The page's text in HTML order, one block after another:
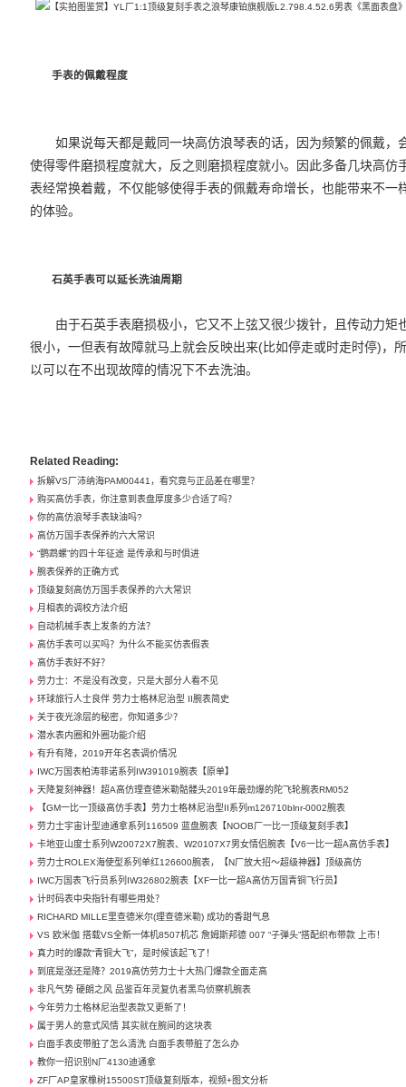
手表的佩戴程度
如果说每天都是戴同一块高仿浪琴表的话，因为频繁的佩戴，
使得零件磨损程度就大，反之则磨损程度就小。因此多备几块高仿
表经常换着戴，不仅能够使得手表的佩戴寿命增长，也能带来不一
的体验。
石英手表可以延长洗油周期
由于石英手表磨损极小，它又不上弦又很少拨针，且传动力矩
很小，一但表有故障就马上就会反映出来(比如停走或时走时停)，
以可以在不出现故障的情况下不去洗油。
Related Reading:
拆解VS厂沛纳海PAM00441，看究竟与正品差在哪里？
购买高仿手表，你注意到表盘厚度多少合适了吗？
你的高仿浪琴手表缺油吗?
高仿万国手表保养的六大常识
“鹦鹉螺”的四十年征途 是传承和与时俱进
腕表保养的正确方式
顶级复刻高仿万国手表保养的六大常识
月相表的调校方法介绍
自动机械手表上发条的方法？
高仿手表可以买吗？为什么不能买仿表假表
高仿手表好不好？
劳力士：不是没有改变，只是大部分人看不见
环球旅行人士良伴 劳力士格林尼治型 II腕表简史
关于夜光涂层的秘密，你知道多少？
潜水表内圈和外圈功能介绍
有升有降，2019开年名表调价情况
IWC万国表柏涛菲诺系列IW391019腕表【原单】
天降复刻神器！超A高仿理查德米勒骷髅头2019年最劲爆的陀飞轮腕表RM052
【GM一比一顶级高仿手表】劳力士格林尼治型II系列m126710blnr-0002腕表
劳力士宇宙计型迪通拿系列116509 蓝盘腕表【NOOB厂一比一顶级复刻手表】
卡地亚山度士系列W20072X7腕表、W20107X7男女情侣腕表【V6一比一超A高仿手表】
劳力士ROLEX海使型系列单红126600腕表，【N厂放大招～超级神器】顶级高仿
IWC万国表飞行员系列IW326802腕表【XF一比一超A高仿万国青铜飞行员】
计时码表中央指针有哪些用处？
RICHARD MILLE里查德米尔(理查德米勒) 成功的香甜气息
VS 欧米伽 搭载VS全新一体机8507机芯 詹姆斯邦德 007 “子弹头”搭配织布带款 上市！
真力时的爆款“青铜大飞”，是时候该起飞了！
到底是涨还是降？2019高仿劳力士十大热门爆款全面走高
非凡气势 硬朗之风 品鉴百年灵复仇者黑鸟侦察机腕表
今年劳力士格林尼治型表款又更新了！
属于男人的意式风情 其实就在腕间的这块表
白面手表皮带脏了怎么清洗 白面手表带脏了怎么办
教你一招识别N厂4130迪通拿
ZF厂AP皇家橡树15500ST顶级复刻版本，视频+图文分析